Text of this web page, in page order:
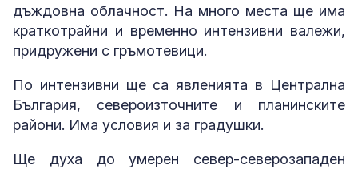
дъждовна облачност. На много места ще има
краткотрайни и временно интензивни валежи,
придружени с гръмотевици.
По интензивни ще са явленията в Централна
България, североизточните и планинските
райони. Има условия и за градушки.
Ще духа до умерен север-северозападен